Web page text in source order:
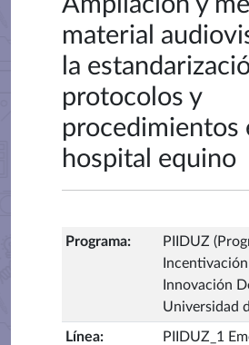
material
la
protocolos y
procedimientos
hospital equino
Programa:
PIIDUZ
Innovación
Universidad
Línea: PIIDUZ_1